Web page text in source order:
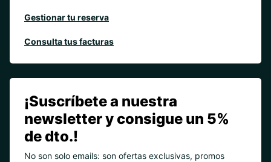
Gestionar tu reserva
Consulta tus facturas
¡Suscríbete a nuestra
newsletter y consigue un 5%
de dto.!
No son solo emails: son ofertas exclusivas, promos